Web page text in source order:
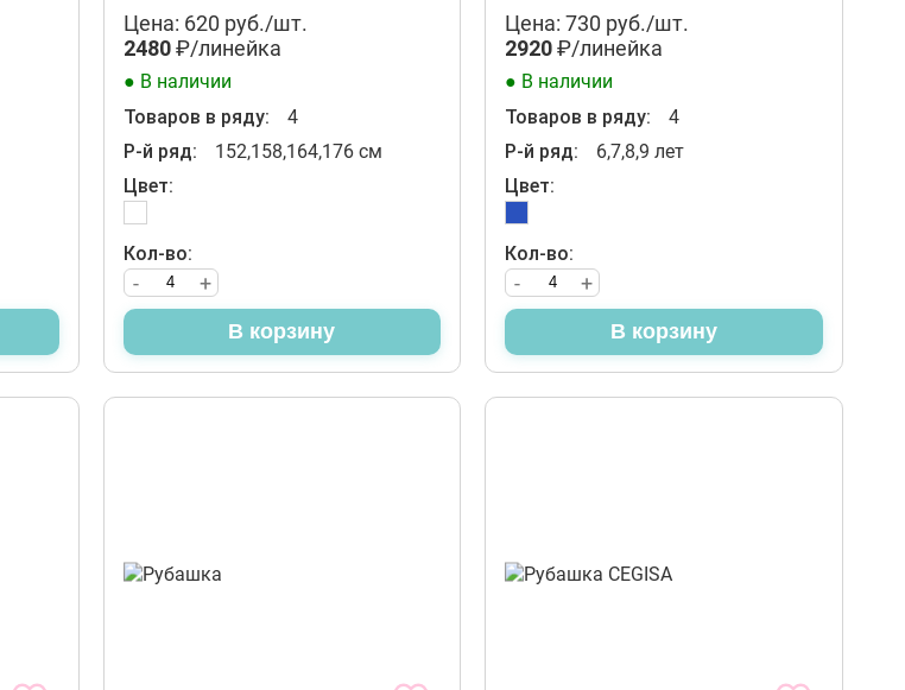
Цена: 620 руб./шт.
2480₽/линейка
● В наличии
Товаров в ряду:
4
Р-й ряд:
152,158,164,176 см
Цвет:
Кол-во:
+
-
В корзину
Цена: 730 руб./шт.
2920₽/линейка
● В наличии
Товаров в ряду:
4
Р-й ряд:
6,7,8,9 лет
Цвет:
Кол-во:
+
-
В корзину